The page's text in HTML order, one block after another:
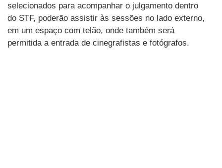
selecionados para acompanhar o julgamento dentro
do STF, poderão assistir às sessões no lado externo,
em um espaço com telão, onde também será
permitida a entrada de cinegrafistas e fotógrafos.